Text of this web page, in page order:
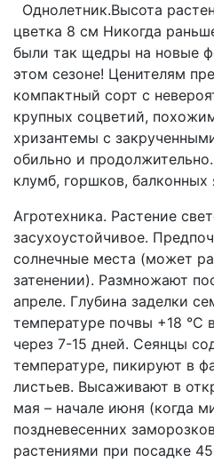
Однолетник.Высота
цветка 8 см Никогда
были так щедры на новые
этом сезоне! Ценителям
компактный сорт с
крупных соцветий,
хризантемы с
обильно и
клумб, горшков, балконных
Агротехника. Растение
засухоустойчивое.
солнечные места (может
затенении). Размножают
апреле. Глубина заделки
температуре почвы +18 °C
через 7-15 дней. Сеянцы
температуре, пикируют в
листьев. Высаживают в
мая – начале июня (когда
поздневесенних
растениями при посадке